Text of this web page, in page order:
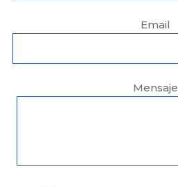
Email
Mensaje